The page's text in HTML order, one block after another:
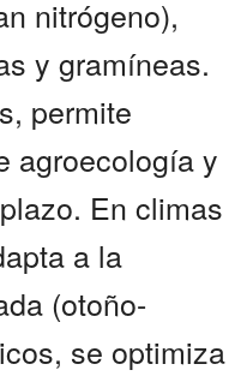
nitrógeno),
y gramíneas.
permite
agroecología y
En climas
a la
(otoño-
se optimiza